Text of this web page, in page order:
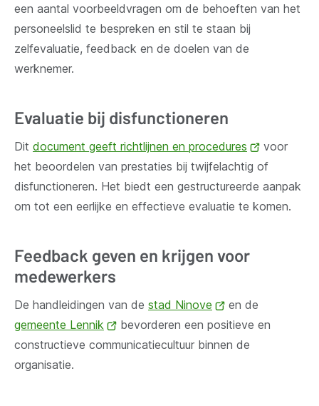
nieuw
een aantal voorbeeldvragen om de behoeften van het
personeelslid te bespreken en stil te staan bij
zelfevaluatie, feedback en de doelen van de
werknemer.
Evaluatie bij disfunctioneren
Dit document geeft richtlijnen en procedures
(opent
nieuw
venster)
voor
het beoordelen van prestaties bij twijfelachtig of
disfunctioneren. Het biedt een gestructureerde aanpak
om tot een eerlijke en effectieve evaluatie te komen.
Feedback geven en krijgen voor
medewerkers
De handleidingen van de stad Ninove
(opent
nieuw
venster)
en de
gemeente Lennik
(opent
nieuw
bevorderen een positieve en
constructieve communicatiecultuur binnen de
organisatie.